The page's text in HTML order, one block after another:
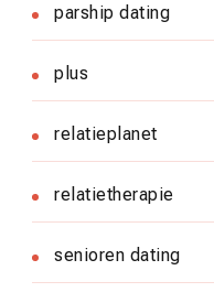
parship dating
plus
relatieplanet
relatietherapie
senioren dating